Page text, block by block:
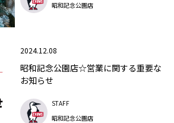
昭和記念公園店
2024.12.08
昭和記念公園店☆営業に関する重要な
お知らせ
STAFF
昭和記念公園店